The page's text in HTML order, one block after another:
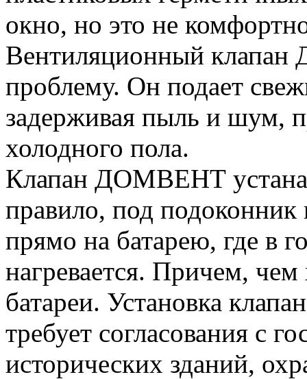
окно, но это не
Вентиляционный
проблему. Он подает
задерживая пыль и шум,
холодного пола.
Клапан ДОМВЕНТ
правило, под подоконник
прямо на батарею, где в
нагревается. Причем, чем
батареи. Установка
требует согласования с
исторических зданий,